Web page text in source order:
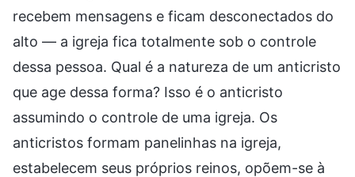
recebem mensagens e ficam desconectados do
alto — a igreja fica totalmente sob o controle
dessa pessoa. Qual é a natureza de um anticristo
que age dessa forma? Isso é o anticristo
assumindo o controle de uma igreja. Os
anticristos formam panelinhas na igreja,
estabelecem seus próprios reinos, opõem-se à